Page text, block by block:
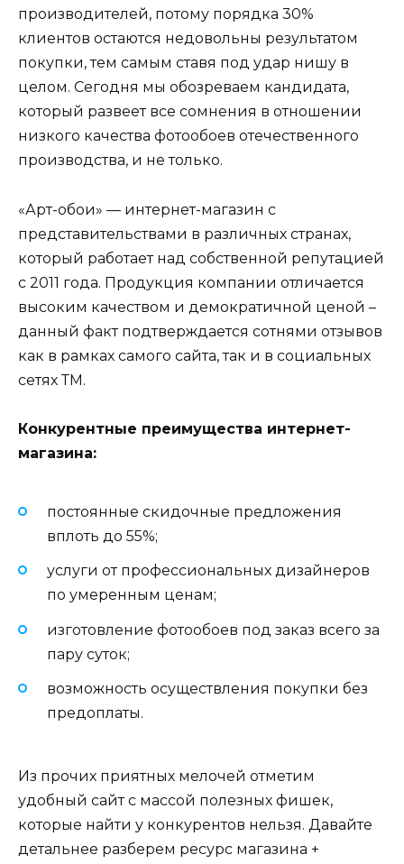
производителей, потому порядка 30%
клиентов остаются недовольны результатом
покупки, тем самым ставя под удар нишу в
целом. Сегодня мы обозреваем кандидата,
который развеет все сомнения в отношении
низкого качества фотообоев отечественного
производства, и не только.
«Арт-обои» — интернет-магазин с
представительствами в различных странах,
который работает над собственной репутацией
с 2011 года. Продукция компании отличается
высоким качеством и демократичной ценой –
данный факт подтверждается сотнями отзывов
как в рамках самого сайта, так и в социальных
сетях ТМ.
Конкурентные преимущества интернет-
магазина:
постоянные скидочные предложения
вплоть до 55%;
услуги от профессиональных дизайнеров
по умеренным ценам;
изготовление фотообоев под заказ всего за
пару суток;
возможность осуществления покупки без
предоплаты.
Из прочих приятных мелочей отметим
удобный сайт с массой полезных фишек,
которые найти у конкурентов нельзя. Давайте
детальнее разберем ресурс магазина +